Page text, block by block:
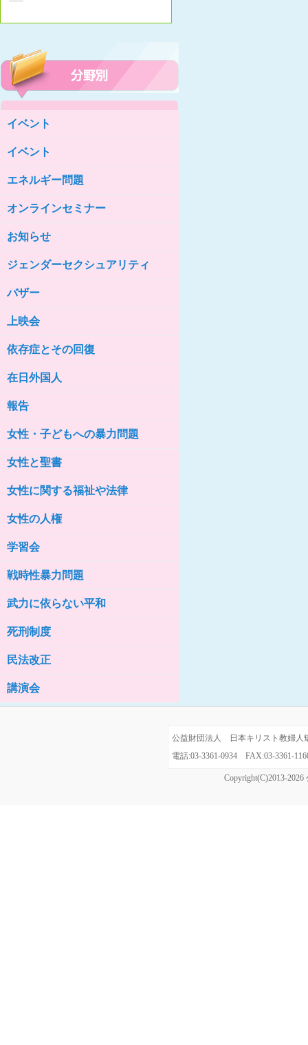
女性の家HELP ネットワークニュー
ス No.87
女性の家HELP ネットワークニュー
女性の家HELP ネットワークニュー
ス No.85
女性の家HELP ネットワークニュー
ス No.82
女性の家HELP ネットワークニュー
ス No.81
女性の家HELP ネットワークニュー
女性の家HELP ネットワークニュー
ス No.78
ス No.77
女性の家HELP ネットワークニュー
ス No.76
イベント
イベント
エネルギー問題
オンラインセミナー
お知らせ
ジェンダーセクシュアリティ
バザー
上映会
依存症とその回復
在日外国人
報告
女性・子どもへの暴力問題
女性と聖書
女性に関する福祉や法律
女性の人権
学習会
戦時性暴力問題
武力に依らない平和
死刑制度
民法改正
講演会
公益財団法人 日本キリスト教婦
電話:03-3361-0934 FAX:03-
Copyright(C)2013-